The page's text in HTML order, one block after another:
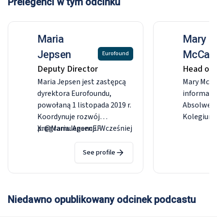
Maria
Jepsen
Deputy Director
Eurofound
Maria Jepsen jest zastępcą
dyrektora Eurofoundu,
powołaną 1 listopada 2019 r.
Koordynuje rozwój
programu Agencji. Wcześniej
była dyrektorem działu
badawczego w Europejskim
Instytucie Związków
Zawodowych (ETUI) oraz
naukowym na Wolnym
X: @MariaJepsenEF
See profile
Mary
Head of
Mary
Kolegium
(AWEPA)
kraju, a w
Niedawno opublikowany odcinek podcastu